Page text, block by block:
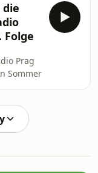
die
Prag
Sommer